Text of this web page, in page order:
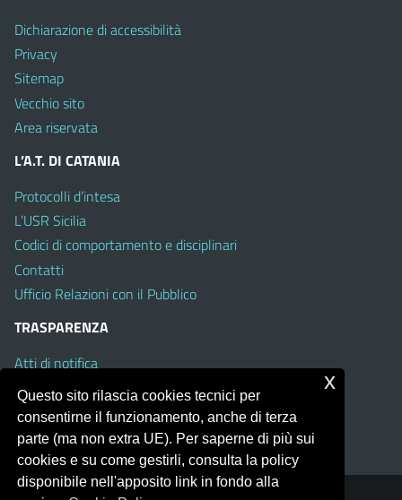
Dichiarazione di accessibilità
Privacy
Sitemap
Vecchio sito
Area riservata
L’A.T. DI CATANIA
Protocolli d’intesa
L’USR Sicilia
Codici di comportamento e disciplinari
Contatti
Ufficio Relazioni con il Pubblico
TRASPARENZA
Atti di notifica
Albo on line
Amministrazione Trasparente
Obiettivi di Accessibilità
Questo sito rilascia cookies tecnici per
consentirne il funzionamento, anche di terza
parte (ma non extra UE). Per saperne di più sui
cookies e su come gestirli, consulta la policy
disponibile nell'apposito link in fondo alla
x